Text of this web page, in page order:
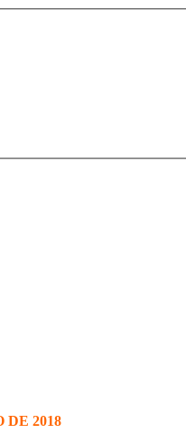
DE 2018